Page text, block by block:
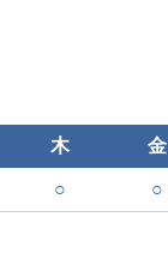
木 金
○ ○